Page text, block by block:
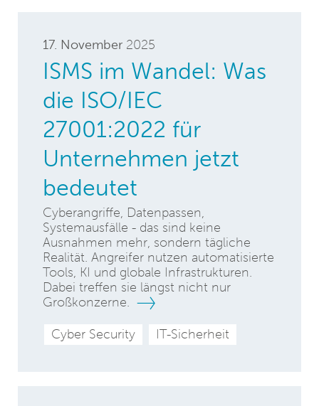
17. November 2025
ISMS im Wandel: Was
die ISO/IEC
27001:2022 für
Unternehmen jetzt
bedeutet
Cyberangriffe, Datenpassen,
Systemausfälle - das sind keine
Ausnahmen mehr, sondern tägliche
Realität. Angreifer nutzen automatisierte
Tools, KI und globale Infrastrukturen.
Dabei treffen sie längst nicht nur
Großkonzerne.
Cyber Security IT-Sicherheit